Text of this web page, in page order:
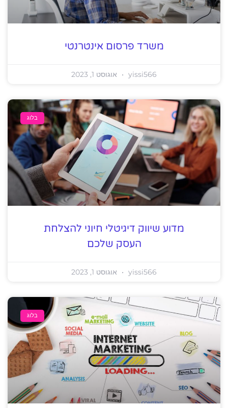
משרד פרסום אינטרנטי
yissi566 אוגוסט 1, 2023
בלוג
מדוע שיווק דיגיטלי חיוני להצלחת
העסק שלכם
yissi566 אוגוסט 1, 2023
בלוג